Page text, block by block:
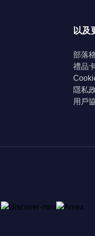
以及
部落
禮品
隱私
用戶